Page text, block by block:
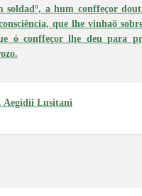
soldadº, a hum conffeçor
que lhe vinhaõ sobre
ó conffeçor lhe deu para
Aegidii Lusitani